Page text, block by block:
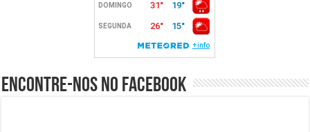
Encontre-nos no Facebook